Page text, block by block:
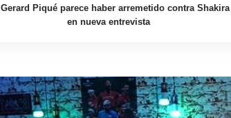
Gerard Piqué parece haber arremetido contra Shakira
en nueva entrevista